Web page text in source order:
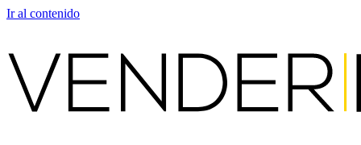
Ir al contenido